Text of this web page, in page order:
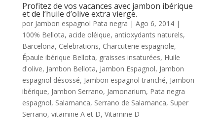
Profitez de vos vacances avec jambon ibérique
et de l’huile d’olive extra vierge.
por Jambon espagnol Pata negra | Ago 6, 2014|
100% Bellota, acide oléique, antioxydants naturels,
Barcelona, Celebrations, Charcuterie espagnole,
Épaule ibérique Bellota, graisses insaturées, Huile
d'olive, Jambon Bellota, Jambon Espagnol, Jambon
espagnol désossé, Jambon espagnol tranché, Jambon
ibérique, Jambon Serrano, Jamonarium, Pata negra
espagnol, Salamanca, Serrano de Salamanca, Super
Serrano, vitamine A et D, Vitamine D